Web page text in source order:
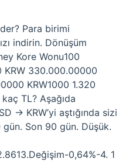
Para birimi
indirin. Dönüşüm
Kore Wonu100
KRW 330.000.00000
KRW1000 1.320
TL? Aşağıda
→ KRW’yi aştığında sizi
Son 90 gün. Düşük.
0,64%-4. 1